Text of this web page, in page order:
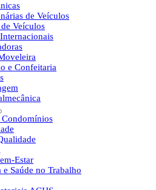
de Veículos
Veículos
e Confeitaria
Condomínios
Estar
e Saúde no Trabalho